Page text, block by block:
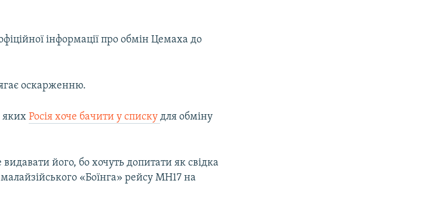
інформації про обмін Цемаха до
оскарженню.
якихРосія хоче бачити у спискудля обміну
видавати його, бо хочуть допитати як свідка
«Боїнга» рейсу МH17 на